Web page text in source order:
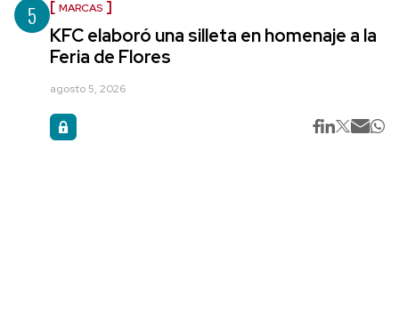
5 MARCAS
KFC elaboró una silleta en homenaje a la
Feria de Flores
agosto 5, 2026